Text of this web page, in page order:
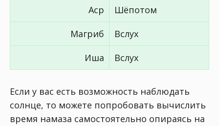
Аср Шёпотом
Магриб Вслух
Иша Вслух
Если у вас есть возможность наблюдать
солнце, то можете попробовать вычислить
время намаза самостоятельно опираясь на